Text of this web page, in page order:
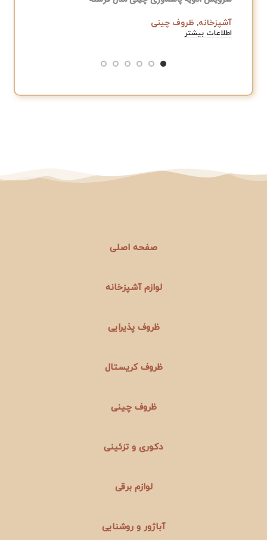
آشپزخانه, ظروف چینی
اطلاعات بیشتر
صفحه اصلی
لوازم آشپزخانه
ظروف پذیرایی
ظروف کریستال
ظروف چینی
دکوری و تزئینی
لوازم برقی
آباژور و روشنایی